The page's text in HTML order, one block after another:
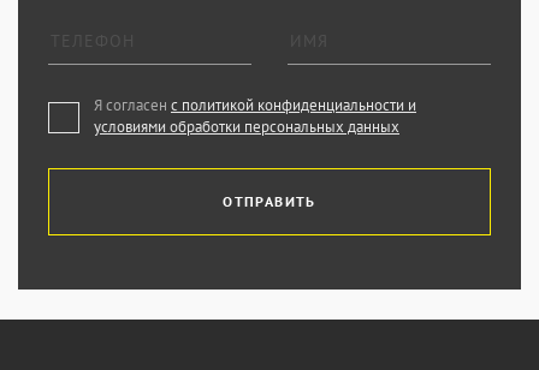
Я согласен с политикой конфиденциальности и
условиями обработки персональных данных
ОТПРАВИТЬ